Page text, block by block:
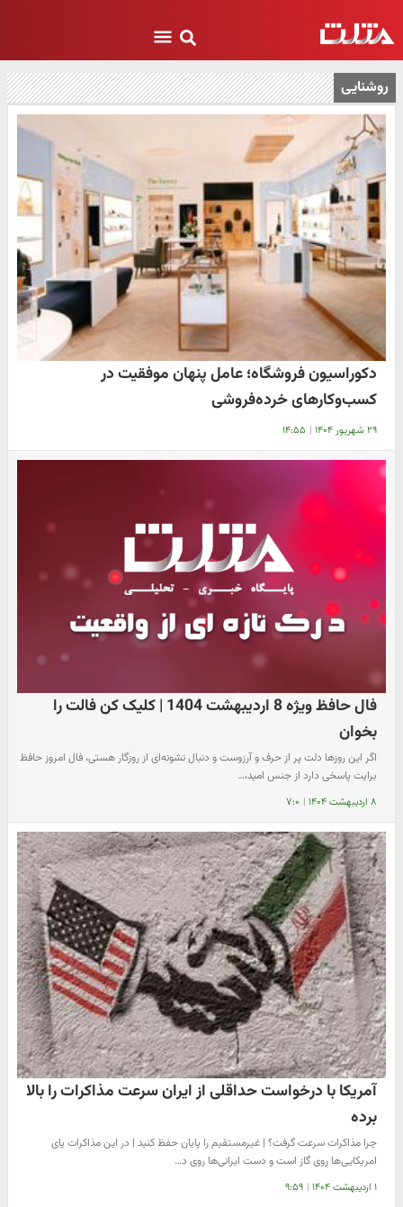
روشنایی
دکوراسیون فروشگاه؛ عامل پنهان موفقیت در
کسب‌وکارهای خرده‌فروشی
۲۹ شهریور ۱۴۰۴ | ۱۴:۵۵
فال حافظ ویژه 8 اردیبهشت 1404 | کلیک کن فالت را
بخوان
اگر این روزها دلت پر از حرف و آرزوست و دنبال نشونه‌ای از روزگار هستی، فال امروز حافظ
برایت پاسخی دارد از جنس امید،…
۸ اردیبهشت ۱۴۰۴ | ۷:۰
آمریکا با درخواست حداقلی از ایران سرعت مذاکرات را بالا
برده
چرا مذاکرات سرعت گرفت؟ | غیرمستقیم را پایان حفظ کنید | در این مذاکرات پای
امریکایی‌ها روی گاز است و دست ایرانی‌ها روی د…
۱ اردیبهشت ۱۴۰۴ | ۹:۵۹